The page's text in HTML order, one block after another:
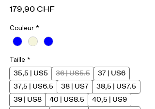
179,90 CHFPrix
Couleur *
Taille *
35,5 | US5 36 | US5.5
37 | US6
37,5 | US6.5
38 | US7
38,5 | US7.5
39 | US8
40 | US8.5
40,5 | US9